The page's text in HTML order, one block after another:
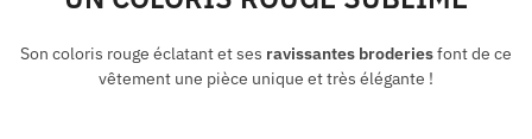
Son coloris rouge éclatant et ses ravissantes broderiesfont de ce
vêtement une pièce unique et très élégante !